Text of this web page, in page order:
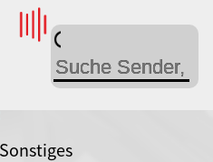
---
Sonstiges